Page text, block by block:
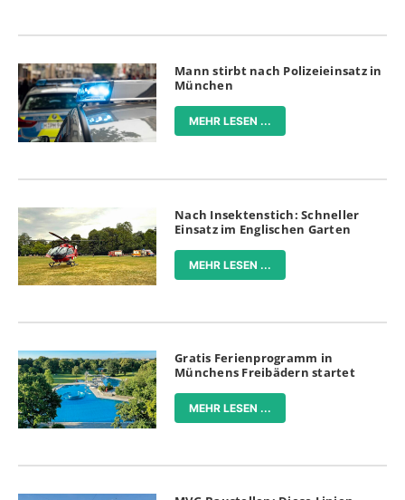
Mann stirbt nach Polizeieinsatz in
München
MEHR LESEN ...
Nach Insektenstich: Schneller
Einsatz im Englischen Garten
MEHR LESEN ...
Gratis Ferienprogramm in
Münchens Freibädern startet
MEHR LESEN ...